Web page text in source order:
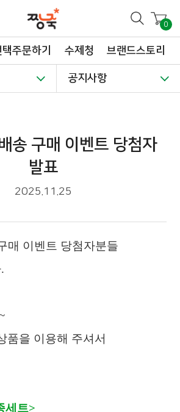
0
택주문하기 수제청 브랜드스토리
공지사항
송 구매 이벤트 당첨자
발표
2025.11.25
매 이벤트 당첨자분들
.
품을 이용해 주셔서
세트>